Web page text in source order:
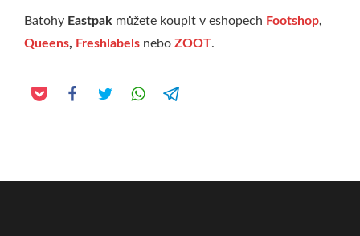
Batohy Eastpak můžete koupit v eshopech Footshop,
Queens, Freshlabels nebo ZOOT.